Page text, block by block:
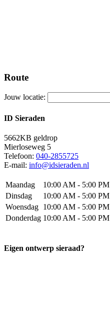
Route
Jouw locatie:
ID Sieraden
5662KB geldrop
Mierloseweg 5
Telefoon: 040-2855725
E-mail: info@idsieraden.nl
Maandag
10:00 AM - 5:00 PM
Dinsdag
10:00 AM - 5:00 PM
Woensdag 10:00 AM - 5:00 PM
Donderdag 10:00 AM - 5:00 PM
Eigen ontwerp sieraad?